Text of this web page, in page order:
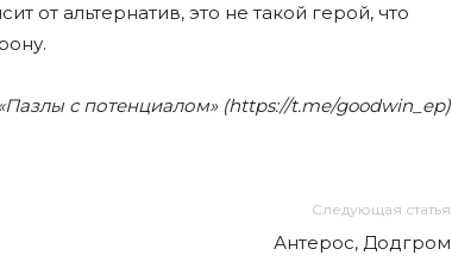
от альтернатив, это не такой герой, что
с потенциалом» (https://t.me/goodwin_ep)
Следующая статья
Антерос, Додгром